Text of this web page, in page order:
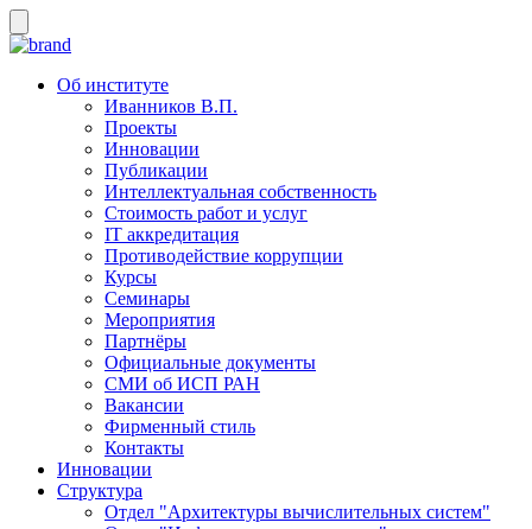
Об институте
Иванников В.П.
Проекты
Инновации
Публикации
Интеллектуальная собственность
Стоимость работ и услуг
IT аккредитация
Противодействие коррупции
Курсы
Семинары
Мероприятия
Партнёры
Официальные документы
СМИ об ИСП РАН
Вакансии
Фирменный стиль
Контакты
Инновации
Структура
Отдел "Архитектуры вычислительных систем"